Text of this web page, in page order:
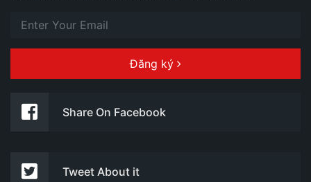
Đăng ký
Share On Facebook
Tweet About it